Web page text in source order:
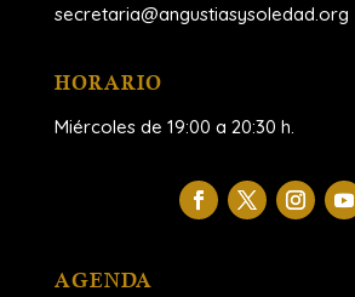
secretaria@angustiasysoledad.org
HORARIO
Miércoles de 19:00 a 20:30 h.
AGENDA